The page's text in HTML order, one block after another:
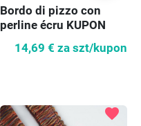
Bordo di pizzo con
perline écru KUPON
14,69 € za szt/kupon
favorite